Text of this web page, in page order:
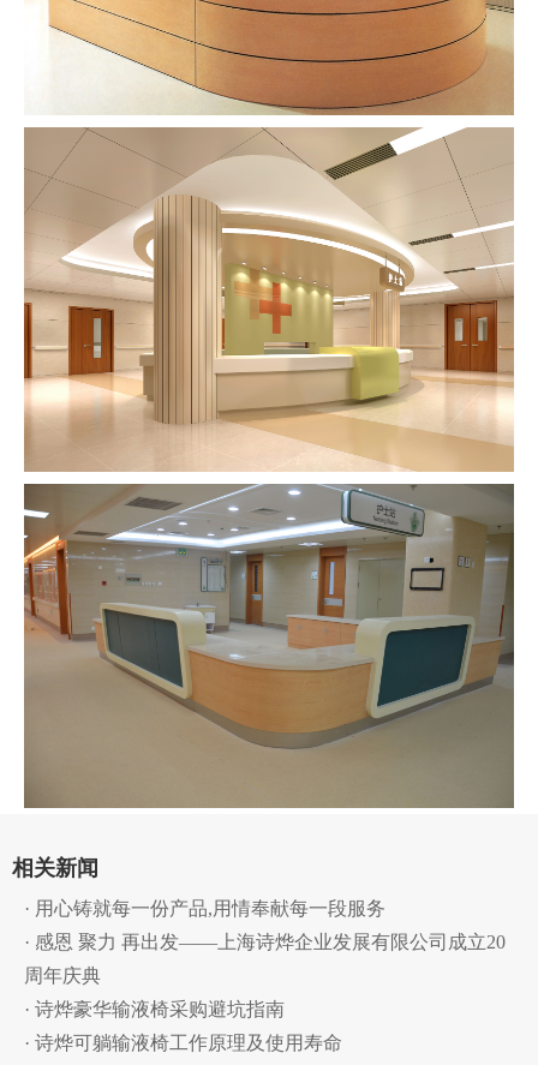
相关新闻
· 用心铸就每一份产品,用情奉献每一段服务
· 感恩 聚力 再出发——上海诗烨企业发展有限公司成立20
周年庆典
· 诗烨豪华输液椅采购避坑指南
· 诗烨可躺输液椅工作原理及使用寿命